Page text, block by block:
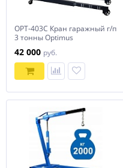
OPT-403C Кран гаражный г/п
3 тонны Optimus
42 000 руб.